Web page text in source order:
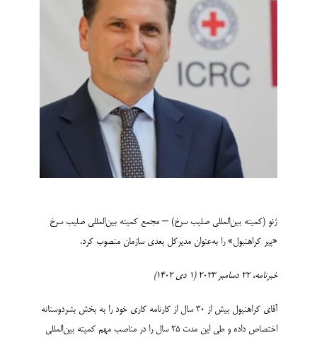
ژنو (کمیته بین­‌المللی صلیب سرخ) – مجمع کمیته بین­‌المللی صلیب سرخ
«پیر کراهنبول» را به‌­عنوان مدیرکل بعدی سازمان منصوب کرد.
خبرنامه، 22 دسامبر 2023 (1 دی 1402)
آقای کراهنبول بیش از 30 سال از کارنامه کاری خود را به بخش بشردوستانه
اختصاص داده و طی این مدت 25 سال را در مناصب مهم کمیته بین‌­المللی